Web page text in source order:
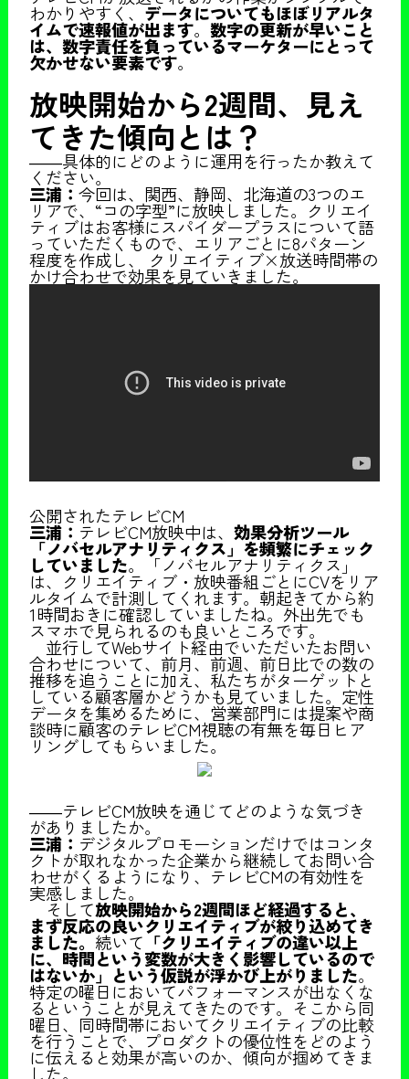
わかりやすく、 データについてもほぼリアルタ
イムで速報値が出ます。 数字の更新が早いこと
は、数字責任を負っているマーケターにとって
欠かせない要素です。
放映開始から2週間、見え
てきた傾向とは？
――具体的にどのように運用を行ったか教えて
ください。
三浦： 今回は、関西、静岡、北海道の3つのエ
リアで、“コの字型”に放映しました。クリエイ
ティブはお客様にスパイダープラスについて語
っていただくもので、エリアごとに8パターン
程度を作成し、 クリエイティブ×放送時間帯の
かけ合わせで効果を見ていきました。
公開されたテレビCM
三浦： テレビCM放映中は、 効果分析ツール
「ノバセルアナリティクス」を頻繁にチェック
していました。「ノバセルアナリティクス」
は、クリエイティブ・放映番組ごとにCVをリア
ルタイムで計測してくれます。朝起きてから約
1時間おきに確認していましたね。外出先でも
スマホで見られるのも良いところです。
並行してWebサイト経由でいただいたお問い
合わせについて、前月、前週、前日比での数の
推移を追うことに加え、私たちがターゲットと
している顧客層かどうかも見ていました。定性
データを集めるために、営業部門には提案や商
談時に顧客のテレビCM視聴の有無を毎日ヒア
リングしてもらいました。
――テレビCM放映を通じてどのような気づき
がありましたか。
三浦： デジタルプロモーションだけではコンタ
クトが取れなかった企業から継続してお問い合
わせがくるようになり、テレビCMの有効性を
実感しました。
そして放映開始から2週間ほど経過すると、
まず反応の良いクリエイティブが絞り込めてき
ました。 続いて 「クリエイティブの違い以上
に、時間という変数が大きく影響しているので
はないか」という仮説が浮かび上がりました。
特定の曜日においてパフォーマンスが出なくな
るということが見えてきたのです。そこから同
曜日、同時間帯においてクリエイティブの比較
を行うことで、プロダクトの優位性をどのよう
に伝えると効果が高いのか、傾向が掴めてきま
した。